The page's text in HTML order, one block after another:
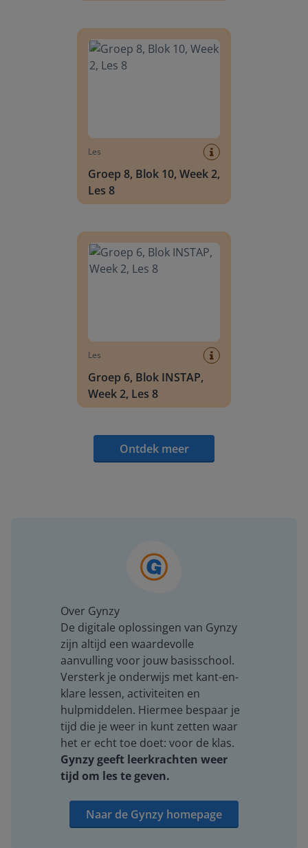
Les
Groep 8, Blok 10, Week 2,
Les 8
Les
Groep 6, Blok INSTAP,
Week 2, Les 8
Ontdek meer
Over Gynzy
De digitale oplossingen van Gynzy
zijn altijd een waardevolle
aanvulling voor jouw basisschool.
Versterk je onderwijs met kant-en-
klare lessen, activiteiten en
hulpmiddelen. Hiermee bespaar je
tijd die je weer in kunt zetten waar
het er echt toe doet: voor de klas.
Gynzy geeft leerkrachten weer
tijd om les te geven.
Naar de Gynzy homepage